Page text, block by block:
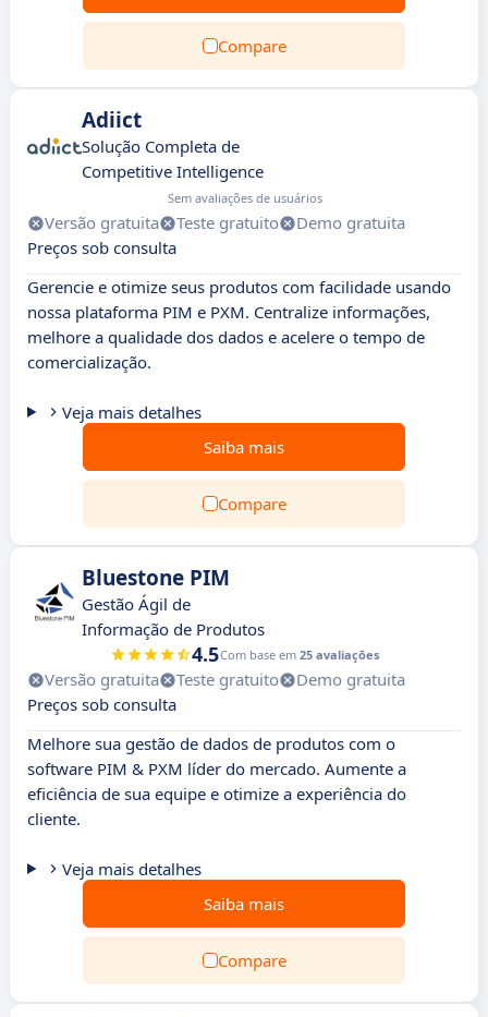
Compare
Adiict
Solução Completa de
Competitive Intelligence
Sem avaliações de usuários
Versão gratuita Teste gratuito
Demo gratuita
Preços sob consulta
Gerencie e otimize seus produtos com facilidade usando
nossa plataforma PIM e PXM. Centralize informações,
melhore a qualidade dos dados e acelere o tempo de
comercialização.
Veja mais detalhes
Saiba mais
Compare
Bluestone PIM
Gestão Ágil de
Informação de Produtos
4.5Com base em 25 avaliações
Versão gratuita Teste gratuito
Demo gratuita
Preços sob consulta
Melhore sua gestão de dados de produtos com o
software PIM & PXM líder do mercado. Aumente a
eficiência de sua equipe e otimize a experiência do
cliente.
Veja mais detalhes
Saiba mais
Compare